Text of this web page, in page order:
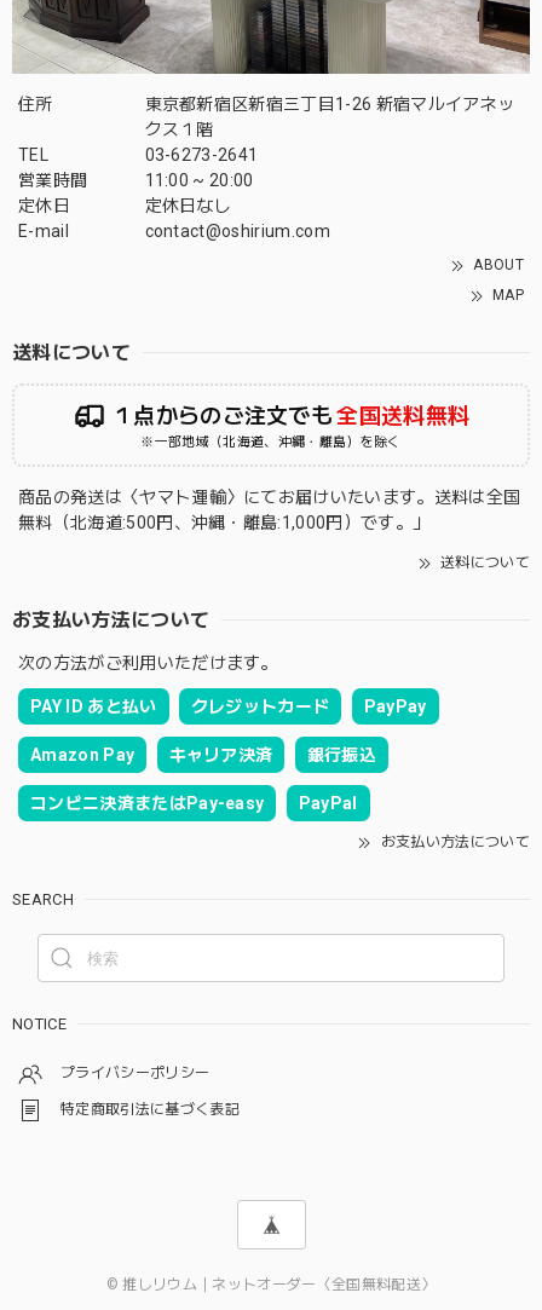
住所
東京都新宿区新宿三丁目1-26 新宿マルイアネッ
クス１階
TEL
03-6273-2641
営業時間
11:00 ~ 20:00
定休日
定休日なし
E-mail
contact@oshirium.com
ABOUT
MAP
送料について
１点からのご注文でも 全国送料無料
※一部地域（北海道、沖縄・離島）を除く
商品の発送は〈ヤマト運輸〉にてお届けいたいます。送料は全国
無料（北海道:500円、沖縄・離島:1,000円）です。」
送料について
お支払い方法について
次の方法がご利用いただけます。
PAY ID あと払い クレジットカード PayPay
Amazon Pay キャリア決済 銀行振込
コンビニ決済またはPay-easy PayPal
お支払い方法について
SEARCH
NOTICE
プライバシーポリシー
特定商取引法に基づく表記
© 推しリウム｜ネットオーダー〈全国無料配送〉